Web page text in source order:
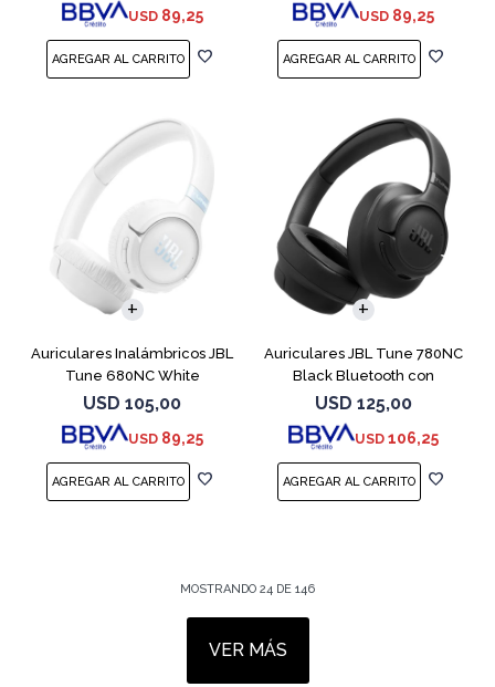
USD 89,25 USD 89,25
Auriculares Inalámbricos JBL
Tune 680NC White
USD 105,00
USD 89,25
Auriculares JBL Tune 780NC
Black Bluetooth con
Micrófono
USD 125,00
USD 106,25
MOSTRANDO 24 DE 146
VER MÁS